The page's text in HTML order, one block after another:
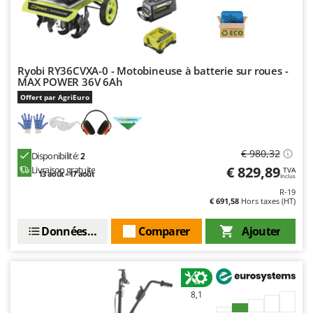
Master
Mastercook
McCulloch
MCH
Michelin
Mille
Minox
Mockmill
MOVA
Ryobi RY36CVXA-0 - Motobineuse à batterie sur roues -
MAX POWER 36V 6Ah
Offert par AgriEuro
Disponibilité:2
Livraison gratuite
13 août - 17 août
€ 980,32
€ 829,89 TVA
Inclus
R-19
€ 691,58 Hors taxes (HT)
Ajouter
Comparer
Données techniques
8,1